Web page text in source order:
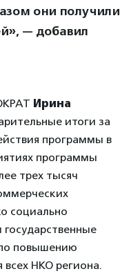
они получили
— добавил
Ирина
итоги за
программы в
программы
трех тысяч
социально
повышению
НКО региона.